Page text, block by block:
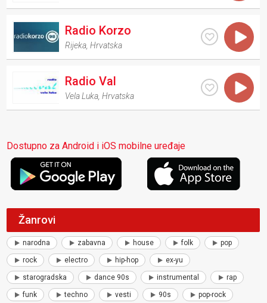
Radio Korzo
Rijeka ,Hrvatska
Radio Val
Vela Luka ,Hrvatska
Dostupno za Android i iOS mobilne uređaje
Žanrovi
narodna zabavna house folk pop
rock electro hip-hop ex-yu
starogradska dance 90s instrumental rap
funk techno vesti 90s pop-rock